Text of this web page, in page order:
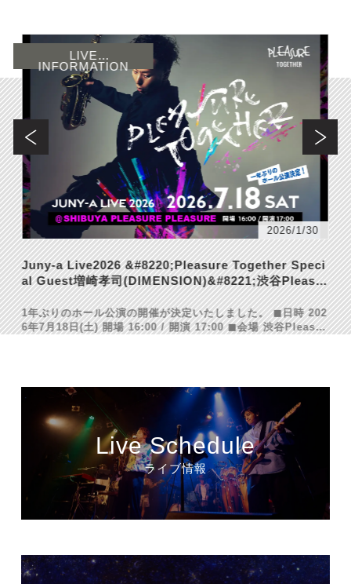
【スペシャルゲスト発表！】Juny-a Live2026
“PLEASURE TOGETHER”に増崎孝司(Gt)参加決定！
LIVE
INFORMATION
【LIVE配信情報】7月18日(土)「juny-a live2026
Pleasure Together」ツイキャス生配信のお知らせ
LIVE
INFORMATION
2026/7/15
NEWシングル『Overdrive』7月4日配信リリース！
ピックアッ
2026/6/25
Juny-aソロ5周年を記念したMV制作クラウドファンデ
ィングがスタート
ピックアッ
プ
2026/6/18
Juny-a Live2026 &#8220;Pleasure Together Speci
al Guest増崎孝司(DIMENSION)&#8221;渋谷Pleasur
e Pleasureにて開催
1年ぶりのホール公演の開催が決定いたしました。 ◼︎日時 202
6年7月18日(土) 開場 16:00 / 開演 17:00 ◼︎会場 渋谷Pleasur
LIVE
INFORMATION
2026/1/30
Live Schedule
ライブ情報